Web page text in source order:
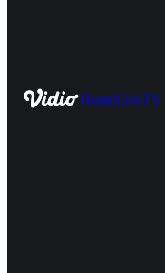
HomeLiveTV